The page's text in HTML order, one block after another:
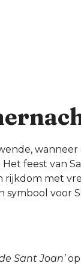
feest van
met
symbool voor
Sant Joan’op